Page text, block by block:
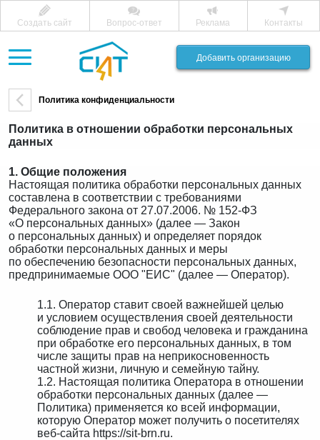
Создать сайт Вопрос-ответ Реклама Контакты
Добавить организацию
Политика конфиденциальности
Политика в отношении обработки персональных
данных
1. Общие положения
Настоящая политика обработки персональных данных
составлена в соответствии с требованиями
Федерального закона от 27.07.2006. № 152-ФЗ
«О персональных данных» (далее — Закон
о персональных данных) и определяет порядок
обработки персональных данных и меры
по обеспечению безопасности персональных данных,
предпринимаемые ООО "ЕИС" (далее — Оператор).
1.1. Оператор ставит своей важнейшей целью
и условием осуществления своей деятельности
соблюдение прав и свобод человека и гражданина
при обработке его персональных данных, в том
числе защиты прав на неприкосновенность
частной жизни, личную и семейную тайну.
1.2. Настоящая политика Оператора в отношении
обработки персональных данных (далее —
Политика) применяется ко всей информации,
которую Оператор может получить о посетителях
веб-сайта https://sit-brn.ru.